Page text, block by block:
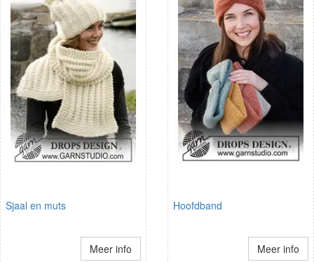
Sjaal en muts
Meer info
Hoofdband
Meer info